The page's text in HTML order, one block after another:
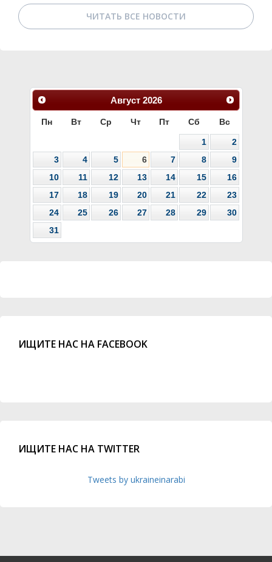
ЧИТАТЬ ВСЕ НОВОСТИ
Август 2026
Пн Вт Ср Чт Пт Сб Вс
1
2
3
4 5 6 7 8
9
10
11 12 13 14 15
16
17
18 19 20 21 22
23
24
25 26 27 28 29
30
31
ИЩИТЕ НАС НА FACEBOOK
ИЩИТЕ НАС НА TWITTER
Tweets by ukraineinarabi